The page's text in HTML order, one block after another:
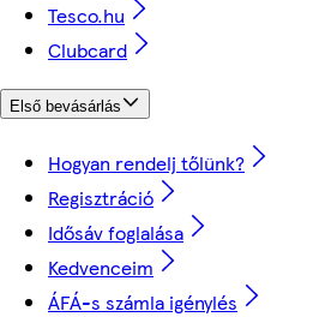
Tesco.hu
Clubcard
Első bevásárlás
Hogyan rendelj tőlünk?
Regisztráció
Idősáv foglalása
Kedvenceim
ÁFÁ-s számla igénylés